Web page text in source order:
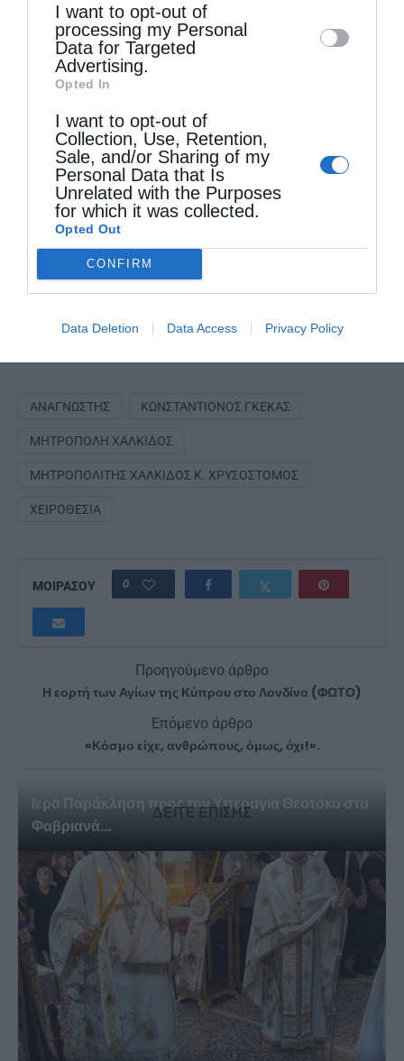
disclose it to other third parties.
I want to opt-out of
processing my Personal
Data for Targeted
Advertising.
Opted In
I want to opt-out of
Collection, Use, Retention,
Sale, and/or Sharing of my
Personal Data that Is
Unrelated with the Purposes
for which it was collected.
Opted Out
CONFIRM
Data Deletion Data Access Privacy Policy
ΑΝΑΓΝΏΣΤΗΣ ΚΩΝΣΤΑΝΤΊΟΝΟΣ ΓΚΈΚΑΣ
ΜΗΤΡΌΠΟΛΗ ΧΑΛΚΊΔΟΣ
ΜΗΤΡΟΠΟΛΊΤΗΣ ΧΑΛΚΊΔΟΣ Κ. ΧΡΥΣΌΣΤΟΜΟΣ
ΧΕΙΡΟΘΕΣΊΑ
ΜΟΙΡΑΣΟΥ 0
Προηγούμενο άρθρο
Η εορτή των Αγίων της Κύπρου στο Λονδίνο (ΦΩΤΟ)
Επόμενο άρθρο
«Κόσμο είχε, ανθρώπους, όμως, όχι!».
ΔΕΙΤΕ ΕΠΙΣΗΣ
Ιερά Παράκληση προς την Υπεραγία Θεοτόκο στα
Φαβριανά...